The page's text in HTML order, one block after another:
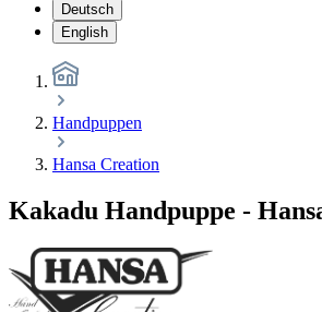
Deutsch
English
Handpuppen
Hansa Creation
Kakadu Handpuppe -